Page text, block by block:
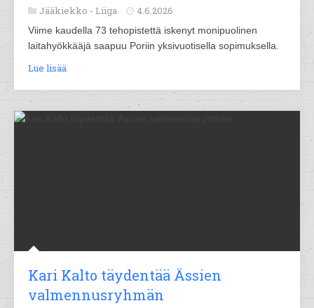
Jääkiekko - Liiga 4.6.2026
Viime kaudella 73 tehopistettä iskenyt monipuolinen
laitahyökkääjä saapuu Poriin yksivuotisella sopimuksella.
Lue lisää
Kari Kalto täydentää Ässien
valmennusryhmän